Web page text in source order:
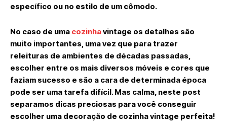
específico ou no estilo de um cômodo.
No caso de uma cozinhavintage os detalhes são
muito importantes, uma vez que para trazer
releituras de ambientes de décadas passadas,
escolher entre os mais diversos móveis e cores que
faziam sucesso e são a cara de determinada época
pode ser uma tarefa difícil. Mas calma, neste post
separamos dicas preciosas para você conseguir
escolher uma decoração de cozinha vintage perfeita!